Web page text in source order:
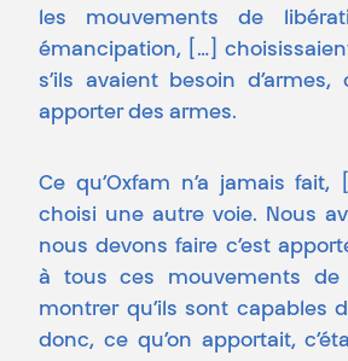
les mouvements de
émancipation, […]
s’ils avaient besoin
apporter des armes.
Ce qu’Oxfam n’a jamais
choisi une autre voie. Nous
nous devons faire c’est
à tous ces mouvements de
montrer qu’ils sont capables
donc, ce qu’on apportait,